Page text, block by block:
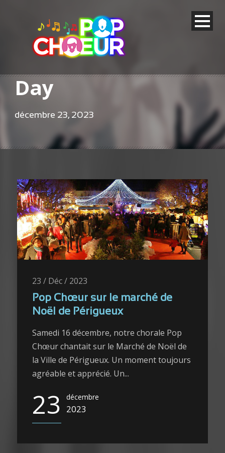
Day
décembre 23, 2023
23 / Déc / 2023
Pop Chœur sur le marché de
Noël de Périgueux
Samedi 16 décembre, notre chorale Pop
Chœur chantait sur le Marché de Noël de
la Ville de Périgueux. Un moment toujours
agréable et apprécié. Un...
23 décembre
2023